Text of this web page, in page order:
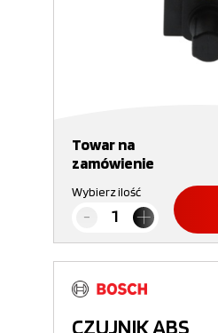
Towar na
zamówienie
Wybierz ilość
CZUJNIK ABS